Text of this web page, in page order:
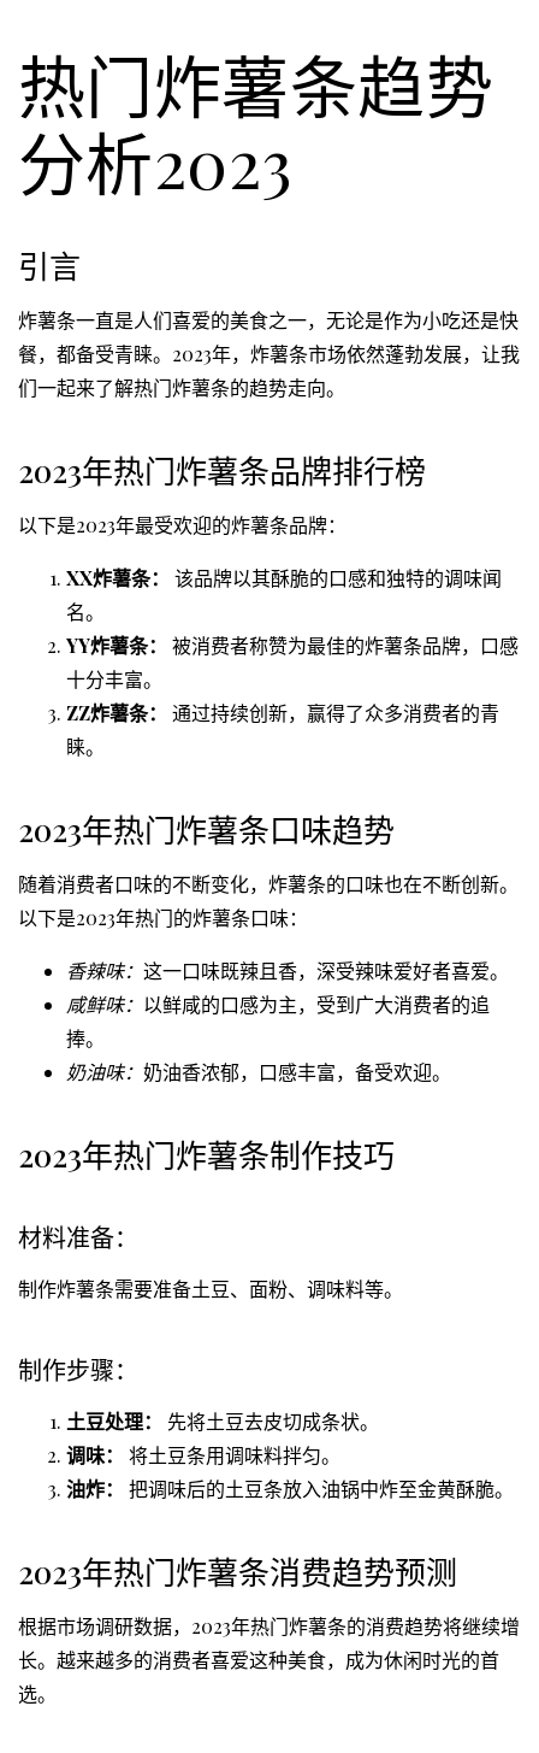
热门炸薯条趋势
分析2023
引言
炸薯条一直是人们喜爱的美食之一，无论是作为小吃还是快
餐，都备受青睐。2023年，炸薯条市场依然蓬勃发展，让我
们一起来了解热门炸薯条的趋势走向。
2023年热门炸薯条品牌排行榜
以下是2023年最受欢迎的炸薯条品牌：
XX炸薯条：
该品牌以其酥脆的口感和独特的调味闻
名。
YY炸薯条：
被消费者称赞为最佳的炸薯条品牌，口感
十分丰富。
ZZ炸薯条：
通过持续创新，赢得了众多消费者的青
睐。
2023年热门炸薯条口味趋势
随着消费者口味的不断变化，炸薯条的口味也在不断创新。
以下是2023年热门的炸薯条口味：
香辣味： 这一口味既辣且香，深受辣味爱好者喜爱。
咸鲜味： 以鲜咸的口感为主，受到广大消费者的追
捧。
奶油味： 奶油香浓郁，口感丰富，备受欢迎。
2023年热门炸薯条制作技巧
材料准备：
制作炸薯条需要准备土豆、面粉、调味料等。
制作步骤：
土豆处理：
先将土豆去皮切成条状。
调味：
将土豆条用调味料拌匀。
油炸：
把调味后的土豆条放入油锅中炸至金黄酥脆。
2023年热门炸薯条消费趋势预测
根据市场调研数据，2023年热门炸薯条的消费趋势将继续增
长。越来越多的消费者喜爱这种美食，成为休闲时光的首
选。